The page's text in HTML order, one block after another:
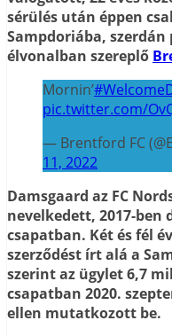
sérülés után éppen
Sampdoriába,
élvonalban szereplő
Mornin’
pic.twitter.com/
— Brentford FC
11, 2022
Damsgaard az FC
nevelkedett, 2017-ben
csapatban. Két és fél
szerződést írt alá a
szerint az ügylet 6,7
csapatban 2020.
ellen mutatkozott be.